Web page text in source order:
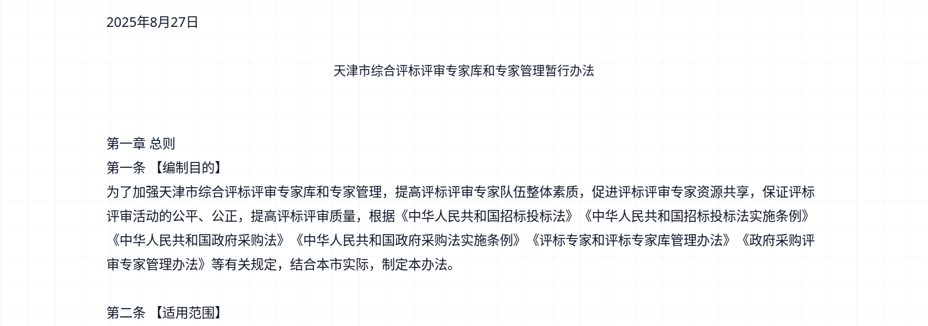
2025年8月27日
天津市综合评标评审专家库和专家管理暂行办法
第一章 总则
第一条 【编制目的】
为了加强天津市综合评标评审专家库和专家管理，提高评标评审专家队伍整体素质，促进评标评审专家资源共享，保证评标
评审活动的公平、公正，提高评标评审质量，根据《中华人民共和国招标投标法》《中华人民共和国招标投标法实施条例》
《中华人民共和国政府采购法》《中华人民共和国政府采购法实施条例》《评标专家和评标专家库管理办法》《政府采购评
审专家管理办法》等有关规定，结合本市实际，制定本办法。
第二条 【适用范围】